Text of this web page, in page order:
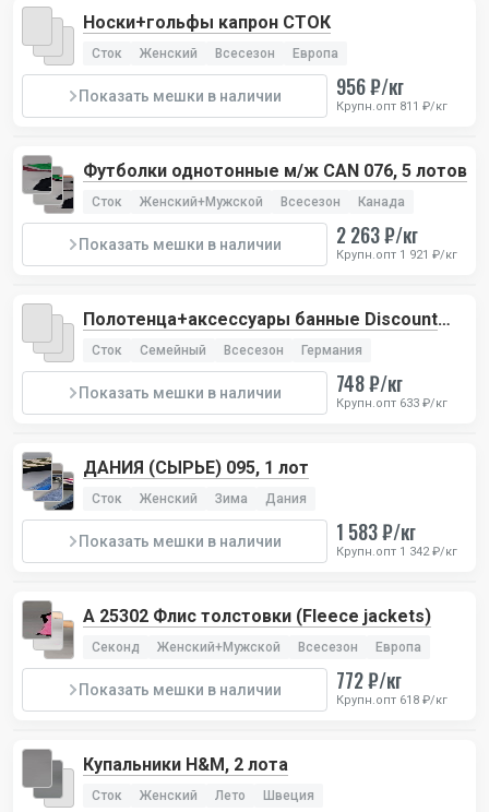
Носки+гольфы капрон СТОК
Сток Женский Всесезон Европа
Показать мешки в наличии 956 ₽/кг
Крупн.опт 811 ₽/кг
Футболки однотонные м/ж CAN 076, 5 лотов
Сток Женский+Мужской Всесезон Канада
Показать мешки в наличии 2 263 ₽/кг
Крупн.опт 1 921 ₽/кг
Полотенца+аксессуары банные Discount
TCM 115
Сток Семейный Всесезон Германия
Показать мешки в наличии 748 ₽/кг
Крупн.опт 633 ₽/кг
ДАНИЯ (СЫРЬЕ) 095, 1 лот
Сток Женский Зима Дания
Показать мешки в наличии 1 583 ₽/кг
Крупн.опт 1 342 ₽/кг
А 25302 Флис толстовки (Fleece jackets)
Секонд Женский+Мужской Всесезон Европа
Показать мешки в наличии 772 ₽/кг
Крупн.опт 618 ₽/кг
Купальники H&M, 2 лота
Сток Женский Лето Швеция